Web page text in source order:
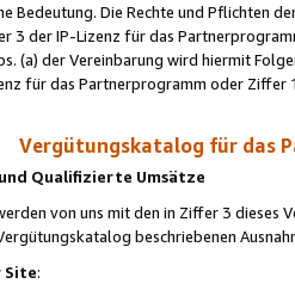
Bedeutung. Die Rechte und Pflichten
3 der IP-Lizenz für das
(a) der Vereinbarung wird hiermit
für das Partnerprogramm oder
Vergütungskatalog für das
Qualifizierte Umsätze
von uns mit den in Ziffer 3
beschriebenen
Site: